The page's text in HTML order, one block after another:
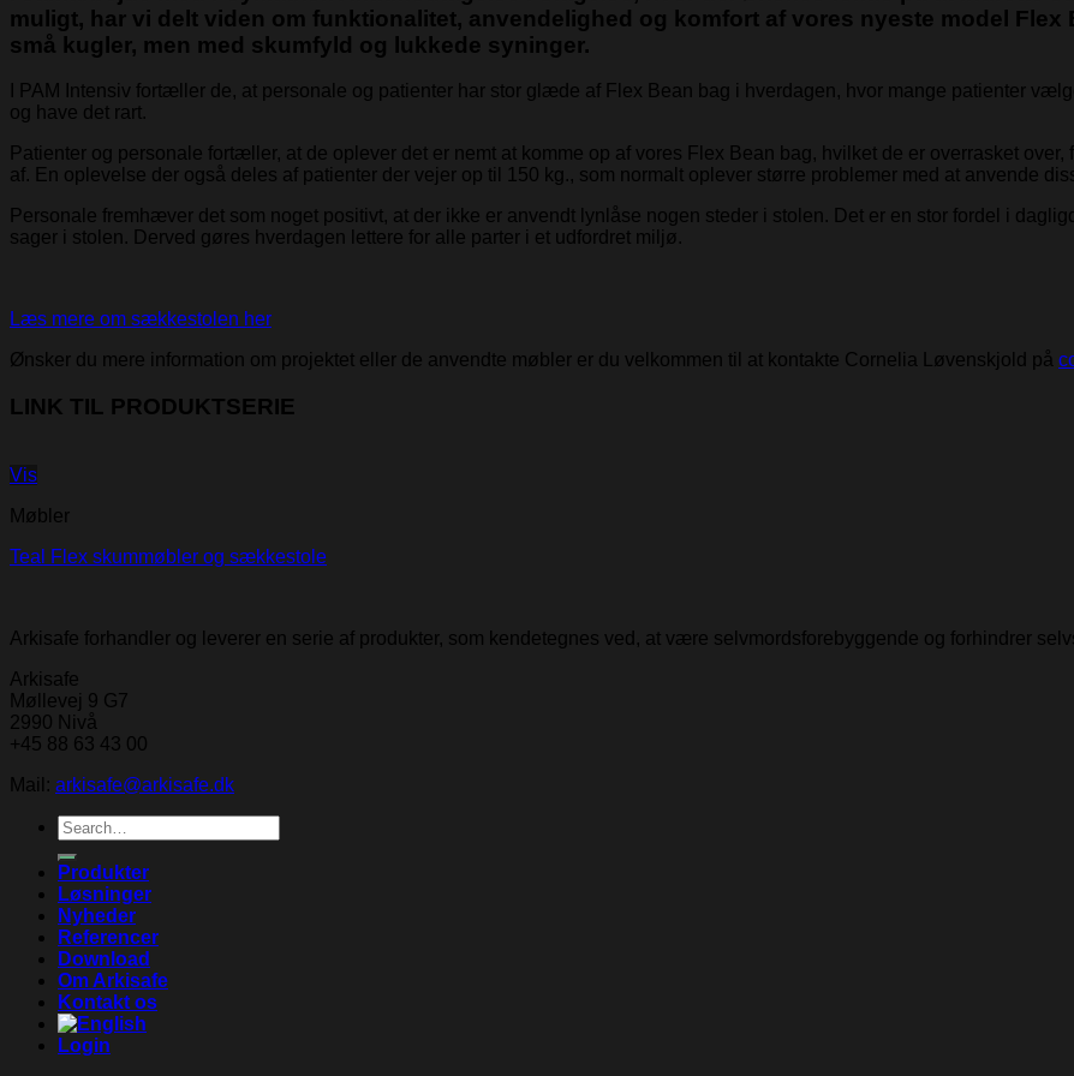
muligt, har vi delt viden om funktionalitet, anvendelighed og komfort af vores nyeste model
små kugler, men med skumfyld og lukkede syninger.
I PAM Intensiv fortæller de, at personale og patienter har stor glæde af Flex Bean bag i hverdagen, hvor mange patienter
og have det rart.
Patienter og personale fortæller, at de oplever det er nemt at komme op af vores Flex Bean bag, hvilket de er overrasket
af. En oplevelse der også deles af patienter der vejer op til 150 kg., som normalt oplever større problemer med at anvende
Personale fremhæver det som noget positivt, at der ikke er anvendt lynlåse nogen steder i stolen. Det er en stor fordel i
sager i stolen. Derved gøres hverdagen lettere for alle parter i et udfordret miljø.
Læs mere om sækkestolen her
Ønsker du mere information om projektet eller de anvendte møbler er du velkommen til at kontakte Cornelia Løvenskjold på
LINK TIL PRODUKTSERIE
Vis
Møbler
Teal Flex skummøbler og sækkestole
Arkisafe forhandler og leverer en serie af produkter, som kendetegnes ved, at være selvmordsforebyggende og forhindrer
Arkisafe
Møllevej 9 G7
2990 Nivå
+45 88 63 43 00
Mail: arkisafe@arkisafe.dk
Search
for:
Produkter
Løsninger
Nyheder
Referencer
Download
Om Arkisafe
Kontakt os
Login